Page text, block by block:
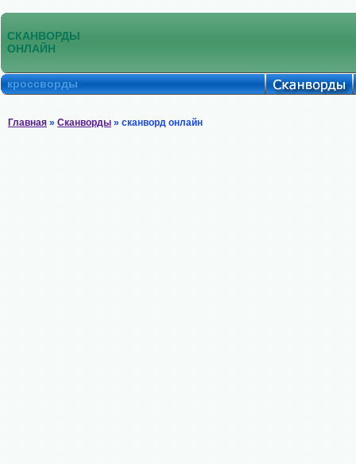
СКАНВОРДЫ
ОНЛАЙН
кроссворды
Главная » Сканворды » сканворд онлайн